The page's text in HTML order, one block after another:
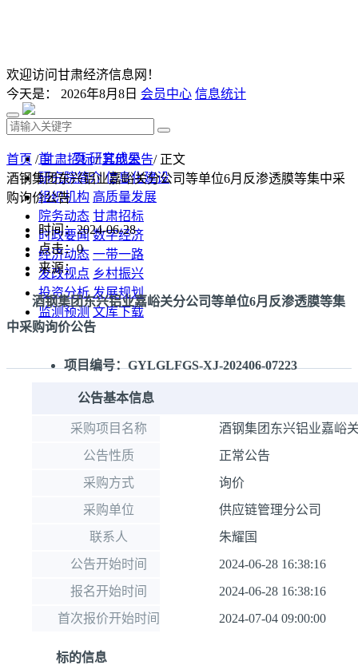
欢迎访问甘肃经济信息网！
今天是： 2026年8月8日 会员中心 信息统计
首 页 研究成果
研究院简介 信息化建设
组织机构 高质量发展
院务动态 甘肃招标
时政要闻 数字经济
经济动态 一带一路
发改视点 乡村振兴
投资分析 发展规划
监测预测 文库下载
首页 /甘肃招标/其他公告/ 正文
酒钢集团东兴铝业嘉峪关分公司等单位6月反渗透膜等集中采
购询价公告
时间：2024-06-28
点击：0
来源：
酒钢集团东兴铝业嘉峪关分公司等单位6月反渗透膜等集
中采购询价公告
项目编号：GYLGLFGS-XJ-202406-07223
公告基本信息
采购项目名称
酒钢集团东兴铝业嘉峪
公告性质
正常公告
采购方式
询价
采购单位
供应链管理分公司
联系人
朱耀国
公告开始时间
2024-06-28 16:38:16
报名开始时间
2024-06-28 16:38:16
首次报价开始时间
2024-07-04 09:00:00
标的信息